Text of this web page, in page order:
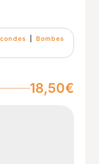
|Bombes
18,50€